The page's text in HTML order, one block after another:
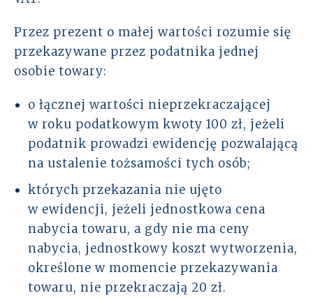
Przez prezent o małej wartości rozumie się
przekazywane przez podatnika jednej
osobie towary:
o łącznej wartości nieprzekraczającej
w roku podatkowym kwoty 100 zł, jeżeli
podatnik prowadzi ewidencję pozwalającą
na ustalenie tożsamości tych osób;
których przekazania nie ujęto
w ewidencji, jeżeli jednostkowa cena
nabycia towaru, a gdy nie ma ceny
nabycia, jednostkowy koszt wytworzenia,
określone w momencie przekazywania
towaru, nie przekraczają 20 zł.